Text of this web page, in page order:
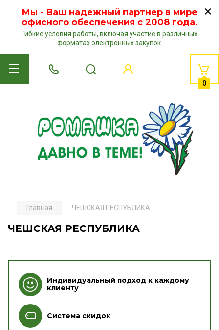
Мы - Ваш надежный партнер в мире
офисного обеспечения с 2008 года.
Гибкие условия работы, включая участие в различных
форматах электронных закупок.
0
Главная ЧЕШСКАЯ РЕСПУБЛИКА
ЧЕШСКАЯ РЕСПУБЛИКА
Индивидуальный подход к каждому
клиенту
Система скидок